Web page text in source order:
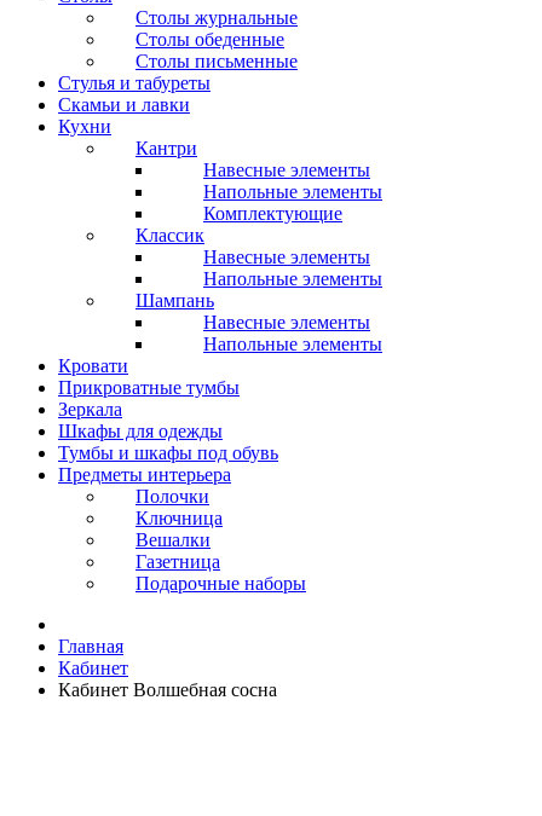
Столы журнальные
Столы обеденные
Столы письменные
Стулья и табуреты
Скамьи и лавки
Кухни
Кантри
Навесные элементы
Напольные элементы
Комплектующие
Классик
Навесные элементы
Напольные элементы
Шампань
Навесные элементы
Напольные элементы
Кровати
Прикроватные тумбы
Зеркала
Шкафы для одежды
Тумбы и шкафы под обувь
Предметы интерьера
Полочки
Ключница
Вешалки
Газетница
Подарочные наборы
Главная
Кабинет
Кабинет Волшебная сосна